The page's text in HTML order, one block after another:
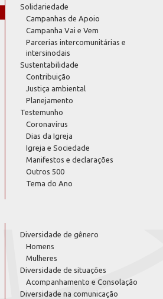
Solidariedade
Campanhas de Apoio
Campanha Vai e Vem
Parcerias intercomunitárias e
intersinodais
Sustentabilidade
Contribuição
Justiça ambiental
Planejamento
Testemunho
Coronavírus
Dias da Igreja
Igreja e Sociedade
Manifestos e declarações
Outros 500
Tema do Ano
Diversidade de gênero
Homens
Mulheres
Diversidade de situações
Acompanhamento e Consolação
Diversidade na comunicação